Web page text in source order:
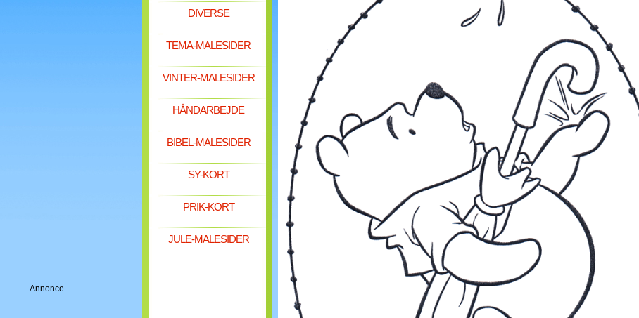
Annonce
DIVERSE
TEMA-MALESIDER
VINTER-MALESIDER
HÅNDARBEJDE
BIBEL-MALESIDER
SY-KORT
PRIK-KORT
JULE-MALESIDER